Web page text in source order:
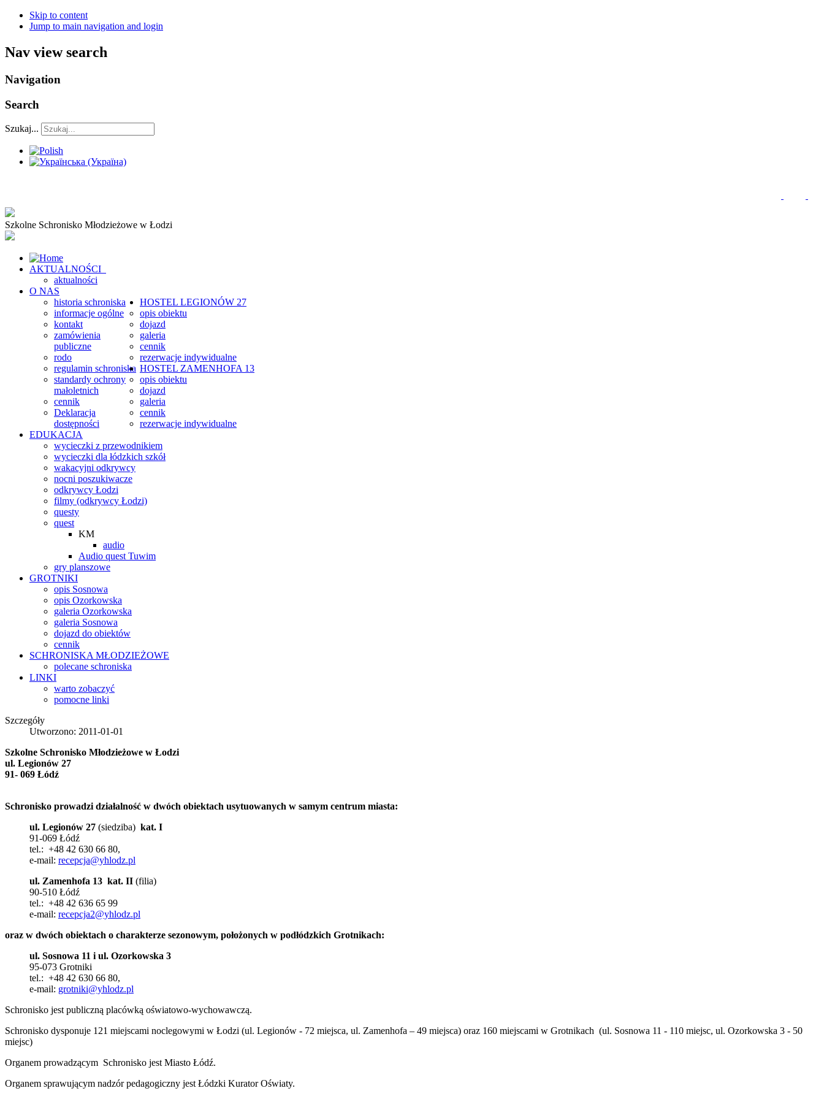
Skip to content
Jump to main navigation and login
Nav view search
Navigation
Search
Szukaj...
Szkolne Schronisko Młodzieżowe w Łodzi
AKTUALNOŚCI
aktualności
O NAS
historia schroniska
informacje ogólne
kontakt
zamówienia
publiczne
rodo
regulamin schroniska
standardy ochrony
małoletnich
cennik
Deklaracja
dostępności
HOSTEL LEGIONÓW 27
opis obiektu
dojazd
galeria
cennik
rezerwacje indywidualne
HOSTEL ZAMENHOFA 13
opis obiektu
dojazd
galeria
cennik
rezerwacje indywidualne
EDUKACJA
wycieczki z przewodnikiem
wycieczki dla łódzkich szkół
wakacyjni odkrywcy
nocni poszukiwacze
odkrywcy Łodzi
filmy (odkrywcy Łodzi)
questy
quest
KM
audio
Audio quest Tuwim
gry planszowe
GROTNIKI
opis Sosnowa
opis Ozorkowska
galeria Ozorkowska
galeria Sosnowa
dojazd do obiektów
cennik
SCHRONISKA MŁODZIEŻOWE
polecane schroniska
LINKI
warto zobaczyć
pomocne linki
Szczegóły
Utworzono: 2011-01-01
Szkolne Schronisko Młodzieżowe w Łodzi
ul. Legionów 27
91- 069 Łódź
Schronisko prowadzi działalność w dwóch obiektach usytuowanych w samym centrum miasta:
ul. Legionów 27 (siedziba) kat. I
91-069 Łódź
tel.: +48 42 630 66 80,
e-mail: recepcja@yhlodz.pl
ul. Zamenhofa 13 kat. II (filia)
90-510 Łódź
tel.: +48 42 636 65 99
e-mail: recepcja2@yhlodz.pl
oraz w dwóch obiektach o charakterze sezonowym, położonych w podłódzkich Grotnikach:
ul. Sosnowa 11 i ul. Ozorkowska 3
95-073 Grotniki
tel.: +48 42 630 66 80,
e-mail: grotniki@yhlodz.pl
Schronisko jest publiczną placówką oświatowo-wychowawczą.
Schronisko dysponuje 121 miejscami noclegowymi w Łodzi (ul. Legionów - 72 miejsca, ul. Zamenhofa – 49 miejsca) oraz 160 miejscami w Grotnikach (ul. Sosnowa 11 - 110 miejsc, ul. Ozorkowska 3 - 50
miejsc)
Organem prowadzącym Schronisko jest Miasto Łódź.
Organem sprawującym nadzór pedagogiczny jest Łódzki Kurator Oświaty.